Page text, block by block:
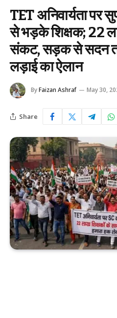
TET अनिवार्यता पर
से भड़के शिक्षक; 22
संकट, सड़क से सदन
लड़ाई का ऐलान
ByFaizan Ashraf May 30,
Share